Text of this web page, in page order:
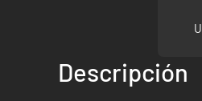
Descripción